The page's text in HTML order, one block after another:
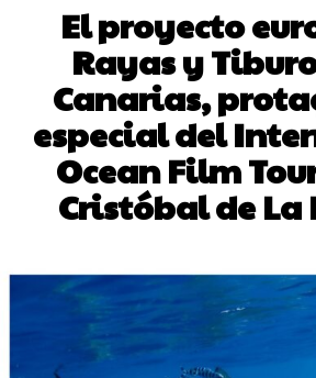
El proyecto
Rayas y
Canarias,
especial del
Ocean Film
Cristóbal de La